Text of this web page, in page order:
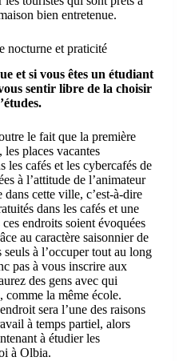
bien entretenue.
nocturne et praticité
et si vous êtes un étudiant
sentir libre de la choisir
le fait que la première
places vacantes
les cafés et les cybercafés de
à l’attitude de l’animateur
cette ville, c’est-à-dire
dans les cafés et une
endroits soient évoquées
au caractère saisonnier de
à l’occuper tout au long
pas à vous inscrire aux
des gens avec qui
comme la même école.
sera l’une des raisons
à temps partiel, alors
à étudier les
à Olbia.